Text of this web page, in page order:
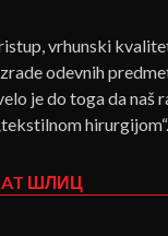
vrhunski
odevnih
je do toga da naš
hirurgijom“.
ШЛИЦ